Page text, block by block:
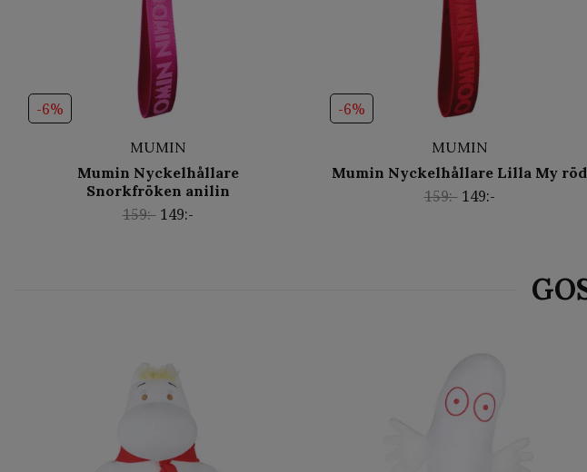
-6%
MUMIN
Mumin Nyckelhållare
Snorkfröken anilin
159:- 149:-
-6%
MUMIN
Mumin Nyckelhållare Lilla My röd
159:- 149:-